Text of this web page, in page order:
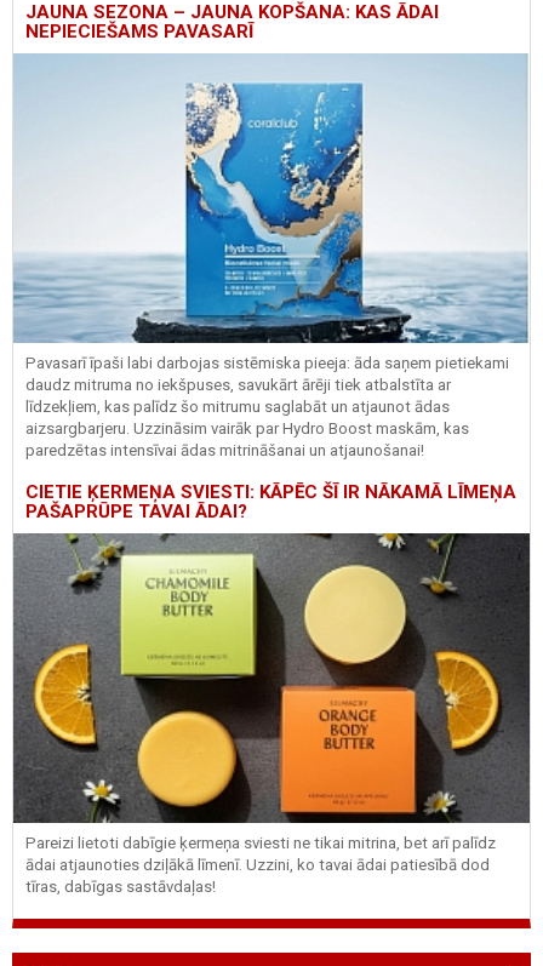
JAUNA SEZONA – JAUNA KOPŠANA: KAS ĀDAI
NEPIECIEŠAMS PAVASARĪ
Pavasarī īpaši labi darbojas sistēmiska pieeja: āda saņem pietiekami
daudz mitruma no iekšpuses, savukārt ārēji tiek atbalstīta ar
līdzekļiem, kas palīdz šo mitrumu saglabāt un atjaunot ādas
aizsargbarjeru. Uzzināsim vairāk parHydro Boost maskām, kas
paredzētas intensīvai ādas mitrināšanai un atjaunošanai!
CIETIE ĶERMEŅA SVIESTI: KĀPĒC ŠĪ IR NĀKAMĀ LĪMEŅA
PAŠAPRŪPE TAVAI ĀDAI?
Pareizi lietoti dabīgie ķermeņa sviesti ne tikai mitrina, bet arī palīdz
ādai atjaunoties dziļākā līmenī. Uzzini, ko tavai ādai patiesībā dod
tīras, dabīgas sastāvdaļas!